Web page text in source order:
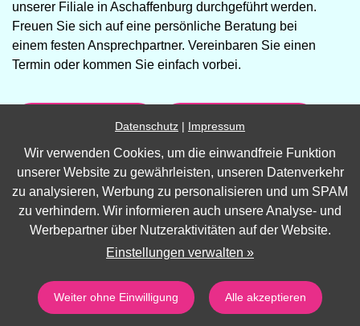
unserer Filiale in Aschaffenburg durchgeführt werden.
Freuen Sie sich auf eine persönliche Beratung bei
einem festen Ansprechpartner. Vereinbaren Sie einen
Termin oder kommen Sie einfach vorbei.
06021 5094064 Termin vereinbaren »
Impressum
Datenschutz
Barrierefreie Website
Datenschutz | Impressum
Wir verwenden Cookies, um die einwandfreie Funktion
unserer Website zu gewährleisten, unseren Datenverkehr
zu analysieren, Werbung zu personalisieren und um SPAM
zu verhindern. Wir informieren auch unsere Analyse- und
Werbepartner über Nutzeraktivitäten auf der Website.
Einstellungen verwalten »
Weiter ohne Einwilligung Alle akzeptieren